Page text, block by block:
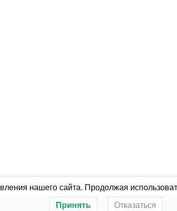
Ремонт холодильного оборудования
нашего сайта. Продолжая
Принять Отказаться